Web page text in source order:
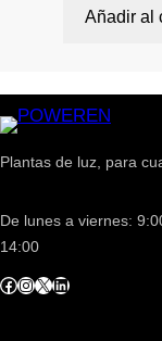
Añadir al
Plantas de luz, para
De lunes a viernes:
14:00
Facebook InstagramX LinkedIn